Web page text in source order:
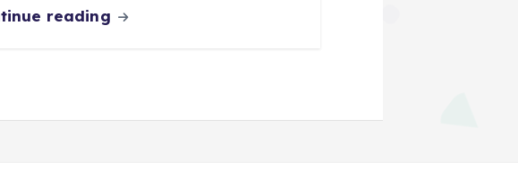
reading